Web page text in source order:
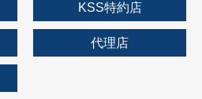
KSS特約店
代理店